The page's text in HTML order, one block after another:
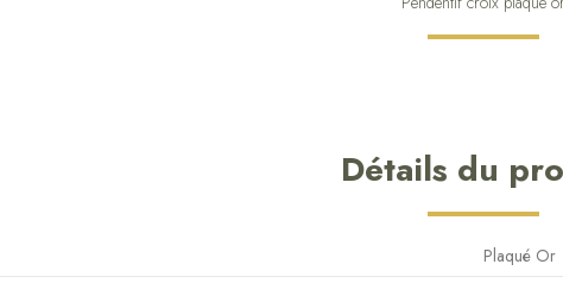
Détails du
Plaqué Or